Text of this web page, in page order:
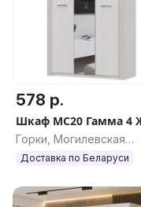
578 р.
Шкаф МС20 Гамма 4
Горки, Могилевская
область
Доставка по Беларуси